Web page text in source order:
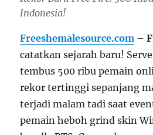
Indonesia!
Freeshemalesource.com –
catatkan sejarah baru!
tembus 500 ribu pemain
rekor tertinggi sepanjang
terjadi malam tadi saat
pemain heboh grind skin